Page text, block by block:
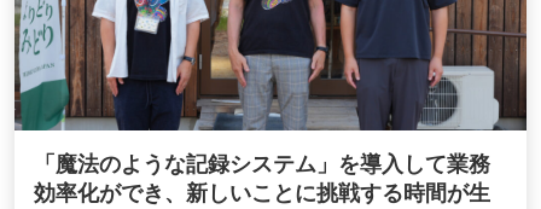
「魔法のような記録システム」を導入して業務
効率化ができ、新しいことに挑戦する時間が生